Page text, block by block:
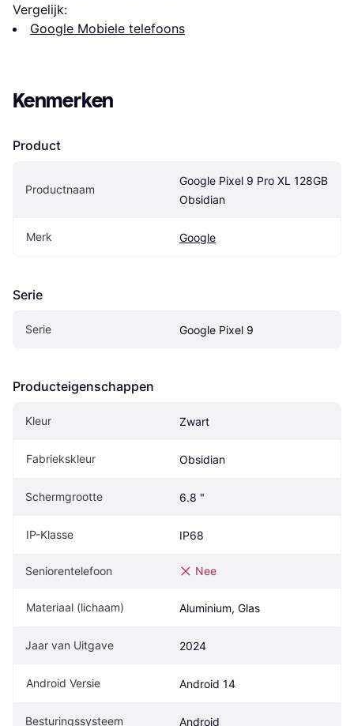
Vergelijk:
Google Mobiele telefoons
Kenmerken
Product
Productnaam
Google Pixel 9 Pro XL 128GB
Obsidian
Merk Google
Serie
Serie Google Pixel 9
Producteigenschappen
Kleur Zwart
Fabriekskleur Obsidian
Schermgrootte 6.8 "
IP-Klasse IP68
Seniorentelefoon Nee
Materiaal (lichaam) Aluminium, Glas
Jaar van Uitgave 2024
Android Versie Android 14
Besturingssysteem Android